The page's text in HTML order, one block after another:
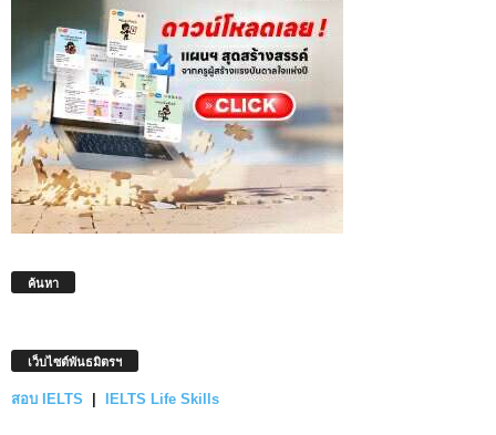
ค้นหา
เว็บไซต์พันธมิตรฯ
สอบ IELTS | IELTS Life Skills